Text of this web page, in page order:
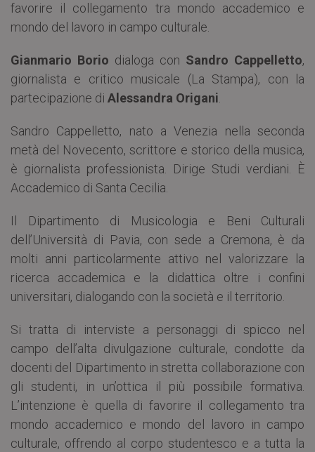
favorire il collegamento tra mondo accademico e
mondo del lavoro in campo culturale.
Gianmario Borio dialoga con Sandro Cappelletto,
giornalista e critico musicale (La Stampa), con la
partecipazione di Alessandra Origani
Sandro Cappelletto, nato a Venezia nella seconda
metà del Novecento, scrittore e storico della musica,
è giornalista professionista. Dirige Studi verdiani. È
Accademico di Santa Cecilia.
Il Dipartimento di Musicologia e Beni Culturali
dell’Università di Pavia, con sede a Cremona, è da
molti anni particolarmente attivo nel valorizzare la
ricerca accademica e la didattica oltre i confini
universitari, dialogando con la società e il territorio.
Si tratta di interviste a personaggi di spicco nel
campo dell’alta divulgazione culturale, condotte da
docenti del Dipartimento in stretta collaborazione con
gli studenti, in un’ottica il più possibile formativa.
L’intenzione è quella di favorire il collegamento tra
mondo accademico e mondo del lavoro in campo
culturale, offrendo al corpo studentesco e a tutta la